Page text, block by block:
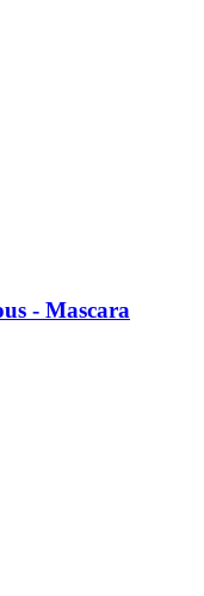
-​ Mascara